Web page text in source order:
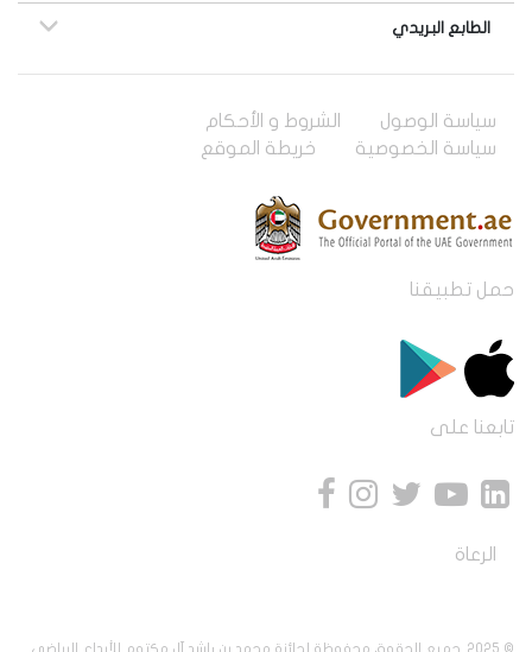
الطابع البريدي
سياسة الوصول
الشروط و الأحكام
سياسة الخصوصية
خريطة الموقع
حمل تطبيقنا
تابعنا على
الرعاة
© 2025. جميع الحقوق محفوظة لجائزة محمد بن راشد آل مكتوم للأبداع الرياضي